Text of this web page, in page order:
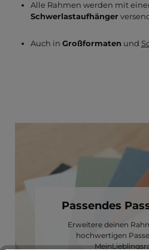
Alle Rahmen werden mit
Schwerlastaufhänger
Auch in Großformaten und
Passendes
Erweitere deinen
hochwertigen